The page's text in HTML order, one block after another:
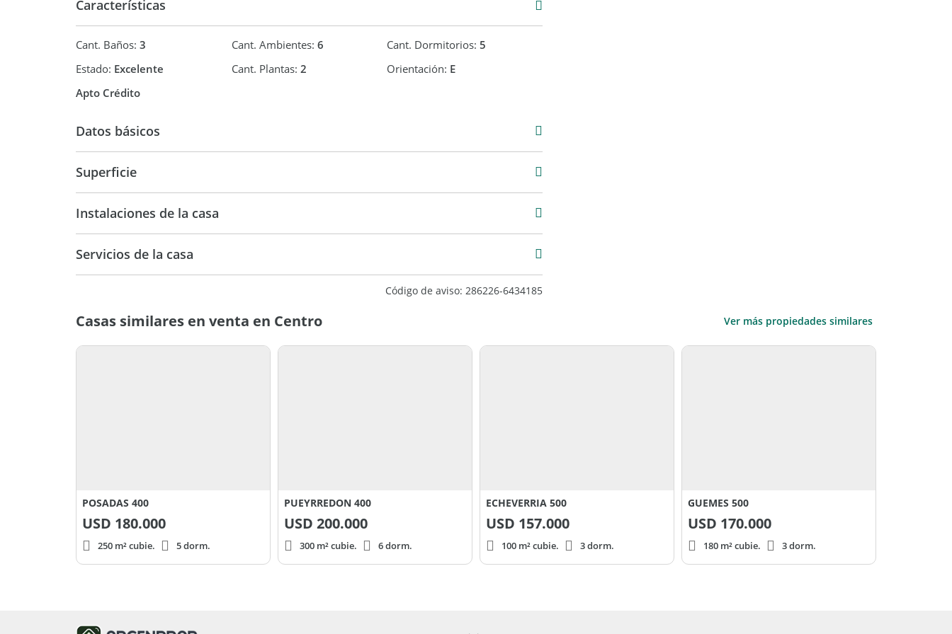
Características
Cant. Baños: 3 Cant. Ambientes: 6 Cant. Dormitorios:5
Estado: Excelente Cant. Plantas: 2 Orientación: E
Apto Crédito
Datos básicos
Superficie
Instalaciones de la casa
Servicios de la casa
Código de aviso: 286226-6434185
Casas similares en venta en Centro Ver más propiedades similares
POSADAS 400
USD 180.000
250 m² cubie. 5 dorm.
PUEYRREDON 400
USD 200.000
300 m² cubie. 6 dorm.
ECHEVERRIA 500
USD 157.000
100 m² cubie. 3 dorm.
GUEMES 500
USD 170.000
180 m² cubie. 3 dorm.